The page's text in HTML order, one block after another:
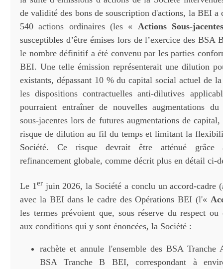
de validité des bons de souscription d'actions, la BEI a
540 actions ordinaires (les « Actions Sous-
susceptibles d’être émises lors de l’exercice des BSA
le nombre définitif a été convenu par les parties
BEI. Une telle émission représenterait une dilution
existants, dépassant 10 % du capital social actuel de
les dispositions contractuelles anti-dilutives
pourraient entraîner de nouvelles augmentations du
sous-jacentes lors de futures augmentations de
risque de dilution au fil du temps et limitant la
Société. Ce risque devrait être atténué grâce
refinancement globale, comme décrit plus en détail ci-
Le 1erjuin 2026, la Société a conclu un accord-cadre (
avec la BEI dans le cadre des Opérations BEI (l'«
les termes prévoient que, sous réserve du respect
aux conditions qui y sont énoncées, la Société :
rachète et annule l'ensemble des BSA
BSA Tranche B BEI, correspondant à